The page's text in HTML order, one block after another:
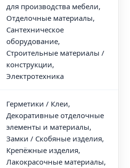
для производства мебели,
Отделочные материалы,
Сантехническое
оборудование,
Строительные материалы /
конструкции,
Электротехника
Герметики / Клеи,
Декоративные отделочные
элементы и материалы,
Замки / Скобяные изделия,
Крепёжные изделия,
Лакокрасочные материалы,